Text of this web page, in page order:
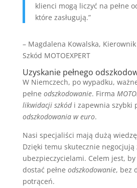
klienci mogą liczyć na pełne
które zasługują.”
– Magdalena Kowalska,
Szkód MOTOEXPERT
Uzyskanie pełnego
W Niemczech, po wypadku,
pełne odszkodowanie. Firma
likwidacji szkódi zapewnia szybki
odszkodowania w euro.
Nasi specjaliści mają dużą
Dzięki temu skutecznie negocjują
ubezpieczycielami. Celem jest,
dostać pełne odszkodowanie, bez
potrąceń.